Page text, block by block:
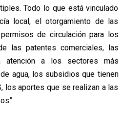
Todo lo que está vinculado
local, el otorgamiento de las
de circulación para los
las patentes comerciales, las
atención a los sectores más
agua, los subsidios que tienen
los aportes que se realizan a las